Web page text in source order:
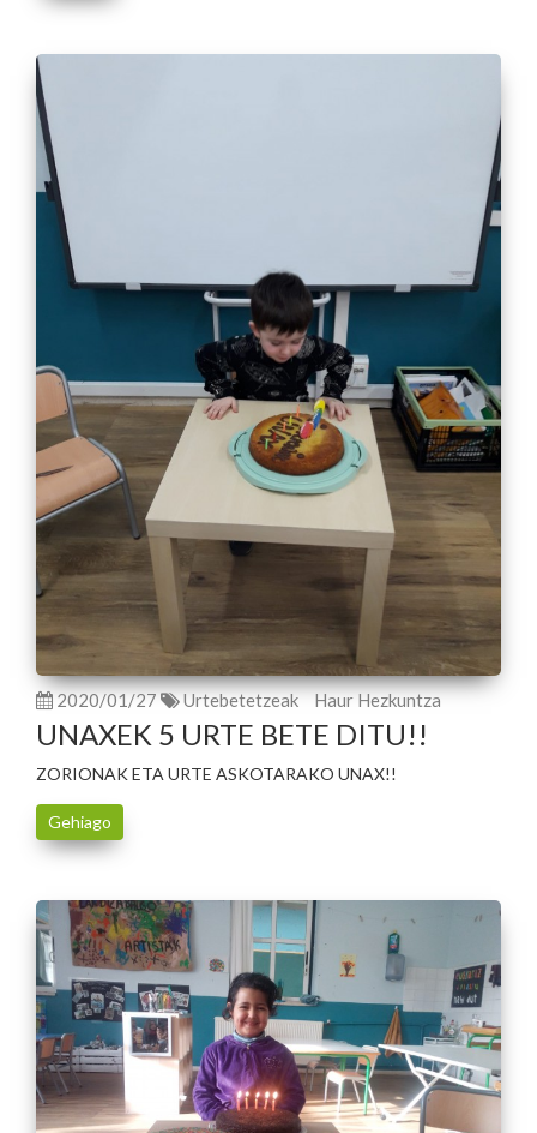
2020/01/27 Urtebetetzeak Haur Hezkuntza
UNAXEK 5 URTE BETE DITU!!
ZORIONAK ETA URTE ASKOTARAKO UNAX!!
Gehiago